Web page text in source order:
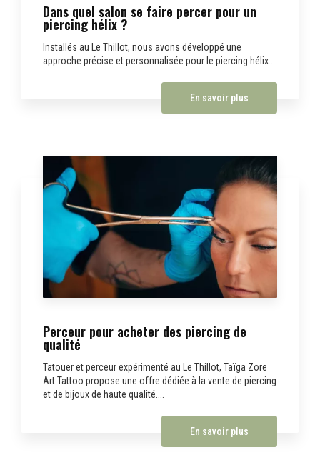
Dans quel salon se faire percer pour un
piercing hélix ?
Installés au Le Thillot, nous avons développé une
approche précise et personnalisée pour le piercing hélix....
En savoir plus
Perceur pour acheter des piercing de
qualité
Tatouer et perceur expérimenté au Le Thillot, Taïga Zore
Art Tattoo propose une offre dédiée à la vente de piercing
et de bijoux de haute qualité....
En savoir plus